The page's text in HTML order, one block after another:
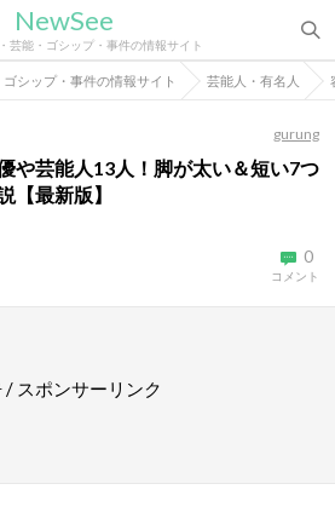
NewSee
芸能・ゴシップ・事件の情報サイト
シップ・事件の情報サイト 芸能人・有名人
gurung
や芸能人13人！脚が太い＆短い7つ
【最新版】
0
コメント
/ スポンサーリンク